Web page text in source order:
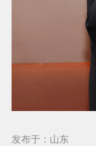
发布于：山东